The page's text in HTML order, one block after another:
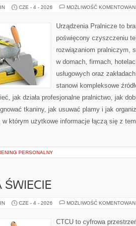
CZE - 4 - 2026 MOŻLIWOŚĆ
Urządzenia Pralnicze to
poświęcony czyszczeniu
rozwiązaniom pralniczym,
w domach, firmach,
usługowych oraz
stanowi kompleksowe
jak działa profesjonalne pralnictwo, jak
tkaniny, jak usuwać plamy i jak
w którym użytkowe informacje łączą się z
PERSONALNY
ŚWIECIE
CZE - 4 - 2026 MOŻLIWOŚĆ
CTCU to cyfrowa